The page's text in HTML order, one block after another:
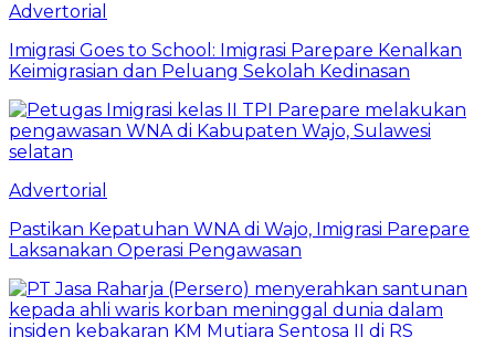
Advertorial
Imigrasi Goes to School: Imigrasi Parepare Kenalkan
Keimigrasian dan Peluang Sekolah Kedinasan
Advertorial
Pastikan Kepatuhan WNA di Wajo, Imigrasi Parepare
Laksanakan Operasi Pengawasan